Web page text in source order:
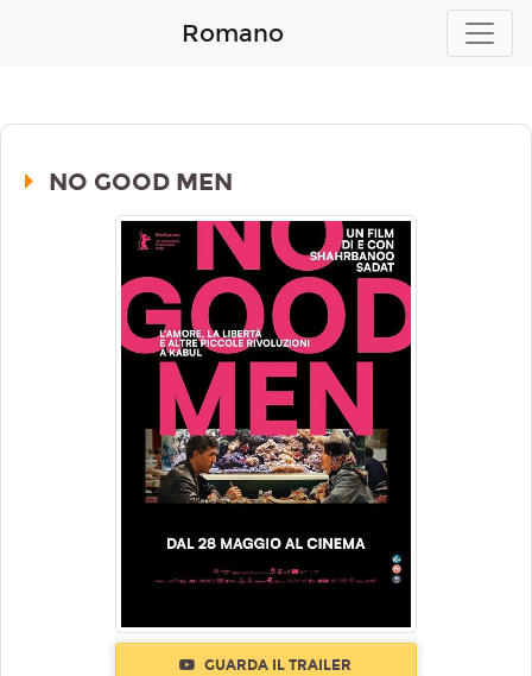
Romano
NO GOOD MEN
GUARDA IL TRAILER